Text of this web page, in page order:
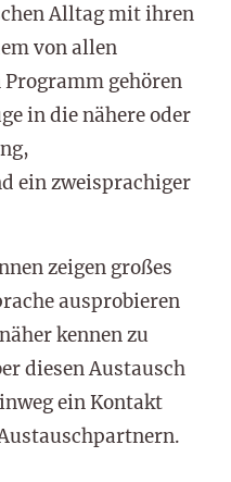
Alltag mit ihren
von allen
gehören
in die nähere oder
ein zweisprachiger
zeigen großes
ausprobieren
kennen zu
diesen Austausch
ein Kontakt